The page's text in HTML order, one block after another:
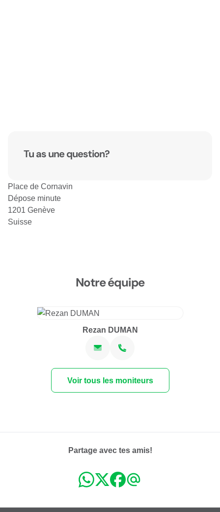
Tu as une question?
Place de Cornavin
Dépose minute
1201 Genève
Suisse
Notre équipe
Rezan DUMAN
Voir tous les moniteurs
Partage avec tes amis!